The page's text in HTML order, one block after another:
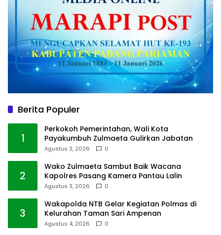
Berita Populer
1
Perkokoh Pemerintahan, Wali Kota
Payakumbuh Zulmaeta Gulirkan Jabatan
Agustus 3, 2026 0
2
Wako Zulmaeta Sambut Baik Wacana
Kapolres Pasang Kamera Pantau Lalin
Agustus 3, 2026 0
3
Wakapolda NTB Gelar Kegiatan Polmas di
Kelurahan Taman Sari Ampenan
Agustus 4, 2026 0